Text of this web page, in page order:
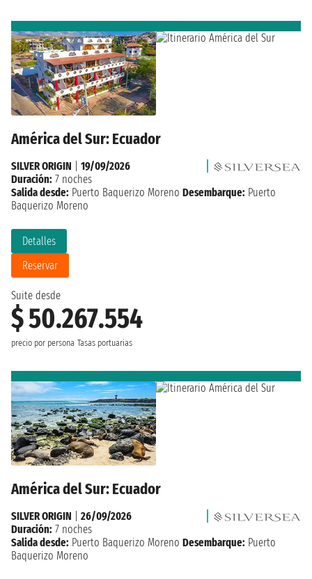
América del Sur: Ecuador
Suite desde
$ 50.267.554
precio por persona Tasas portuarias
Detalles
Reservar
SILVER ORIGIN
19/09/2026
Duración: 7 noches
Salida desde: Puerto Baquerizo Moreno Desembarque: Puerto
Baquerizo Moreno
América del Sur: Ecuador
SILVER ORIGIN
26/09/2026
Duración: 7 noches
Salida desde: Puerto Baquerizo Moreno Desembarque: Puerto
Baquerizo Moreno